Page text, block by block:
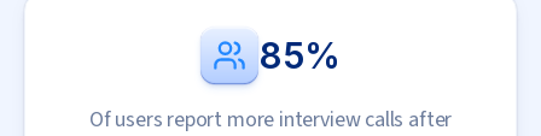
85%
Of users report more interview calls after